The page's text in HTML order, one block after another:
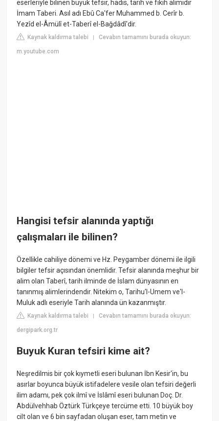
eserleriyle bilinen büyük tefsir, hadis, tarih ve fıkıh alimidir
İmam Taberi. Asıl adı Ebû Ca'fer Muhammed b. Cerîr b.
Yezîd el-Âmülî et-Taberî el-Bağdâdî'dir.
Kaynak kaldırma talebi |Cevabın tamamını burada okuyun:
m.youtube.com
Hangisi tefsir alanında yaptığı
çalışmaları ile bilinen?
Özellikle cahiliye dönemi ve Hz. Peygamber dönemi ile ilgili
bilgiler tefsir açısından önemlidir. Tefsir alanında meşhur bir
alim olan Taberî, tarih ilminde de İslam dünyasının en
tanınmış alimlerindendir. Nitekim o, Tarihu'l-Umem ve'l-
Muluk adlı eseriyle Tarih alanında ün kazanmıştır.
Kaynak kaldırma talebi |Cevabın tamamını burada okuyun:
dergipark.org.tr
Buyuk Kuran tefsiri kime ait?
Neşredilmis bir çok kıymetli eseri bulunan İbn Kesir'in, bu
asırlar boyunca büyük istifadelere vesile olan tefsiri değerli
ilim adamı, pek çok ilmî ve İslâmî eseri bulunan Doç. Dr.
Abdülvehhab Öztürk Türkçeye tercüme etti. 10 büyük boy
cilt olan ve 6 bin sayfadan oluşan eser, tam metin ve